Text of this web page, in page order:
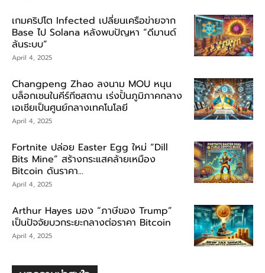
เกมคริปโต Infected เปลี่ยนเครือข่ายจาก
Base ไป Solana หลังพบปัญหา “ดีมานด์
ล้นระบบ”
April 4, 2025
Changpeng Zhao ลงนาม MOU หนุน
บล็อกเชนในคีร์กีซสถาน เร่งปั้นภูมิภาคกลาง
เอเชียเป็นศูนย์กลางเทคโนโลยี
April 4, 2025
Fortnite ปล่อย Easter Egg ใหม่ “Dill
Bits Mine” สร้างกระแสคล้ายเหมือง
Bitcoin ดันราคา...
April 4, 2025
Arthur Hayes มอง “ภาษีของ Trump”
เป็นปัจจัยบวกระยะกลางต่อราคา Bitcoin
April 4, 2025